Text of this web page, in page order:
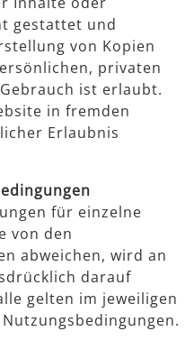
gestattet und
von Kopien
privaten
ist erlaubt.
in fremden
Erlaubnis
für einzelne
von den
abweichen, wird an
darauf
gelten im jeweiligen